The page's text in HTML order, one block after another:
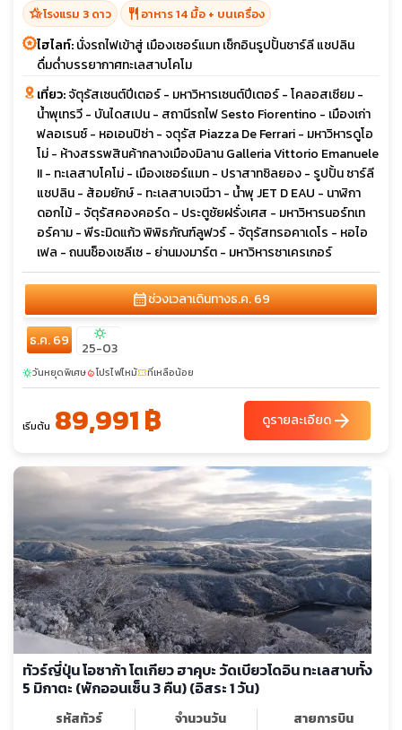
hotel_classโรงแรม 3 ดาว restaurant อาหาร 14 มื้อ + บนเครื่อง
ไฮไลท์:นั่งรถไฟเข้าสู่ เมืองเซอร์แมท เช็กอินรูปปั้นชาร์ลี แชปลิน
ดื่มด่ำบรรยากาศทะเลสาบโคโม
เที่ยว:จัตุรัสเซนต์ปีเตอร์ - มหาวิหารเซนต์ปีเตอร์ - โคลอสเซียม -
น้ำพุเทรวี - บันไดสเปน - สถานีรถไฟ Sesto Fiorentino - เมืองเก่า
ฟลอเรนซ์ - หอเอนปิซ่า - จตุรัส Piazza De Ferrari - มหาวิหารดูโอ
โม่ - ห้างสรรพสินค้ากลางเมืองมิลาน Galleria Vittorio Emanuele
II - ทะเลสาบโคโม่ - เมืองเซอร์แมท - ปราสาทซิลยอง - รูปปั้น ซาร์ลี
แชปลิน - ส้อมยักษ์ - ทะเลสาบเจนีวา - น้ำพุ JET D EAU - นาฬิกา
ดอกไม้ - จัตุรัสคองคอร์ด - ประตูชัยฝรั่งเศส - มหาวิหารนอร์ทเท
อร์คาม - พีระมิดแก้ว พิพิธภัณฑ์ลูฟวร์ - จัตุรัสทรอคาเดโร - หอไอ
เฟล - ถนนช็องเซลีเซ - ย่านมงมาร์ต - มหาวิหารซาเครเกอร์
calendar_monthช่วงเวลาเดินทางธ.ค. 69
ธ.ค. 69 sunny
25-03
sunnyวันหยุดพิเศษlocal_fire_departmentโปรไฟไหม้confirmation_numberที่เหลือน้อย
เริ่มต้น 89,991 ฿ ดูรายละเอียดarrow_forward
ทัวร์ญี่ปุ่น โอซาก้า โตเกียว ฮาคุบะ วัดเบียวโดอิน ทะเลสาบทั้ง
5 มิกาตะ (พักออนเซ็น 3 คืน) (อิสระ 1 วัน)
รหัสทัวร์
จำนวนวัน
สายการบิน